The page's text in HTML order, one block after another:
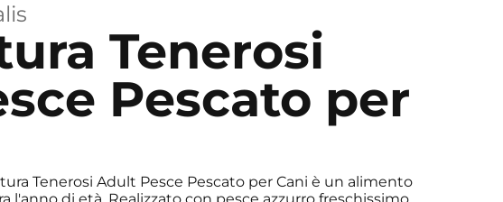
Tenerosi
Pescato per
Tenerosi Adult Pesce Pescato per Cani è un alimento